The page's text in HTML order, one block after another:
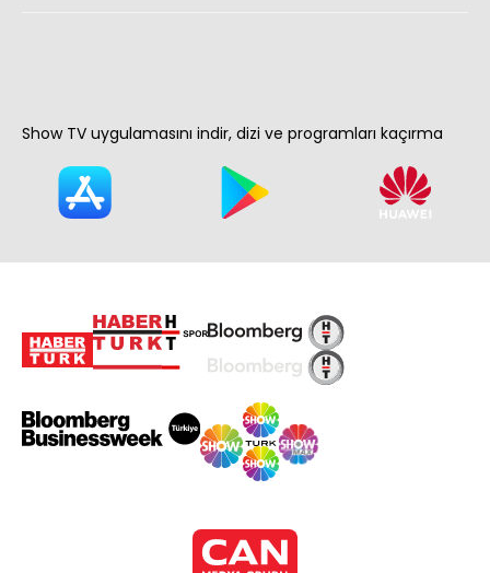
Show TV uygulamasını indir, dizi ve programları kaçırma